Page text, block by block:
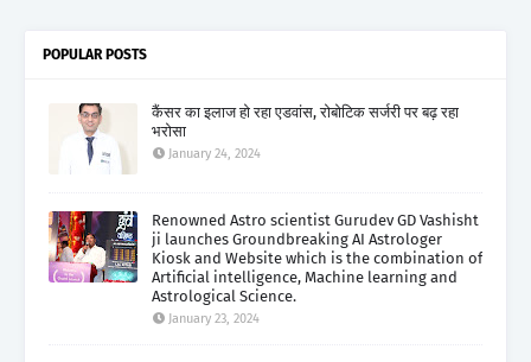
POPULAR POSTS
कैंसर का इलाज हो रहा एडवांस, रोबोटिक सर्जरी पर बढ़ रहा
भरोसा
January 24, 2024
Renowned Astro scientist Gurudev GD Vashisht
ji launches Groundbreaking AI Astrologer
Kiosk and Website which is the combination of
Artificial intelligence, Machine learning and
Astrological Science.
January 23, 2024